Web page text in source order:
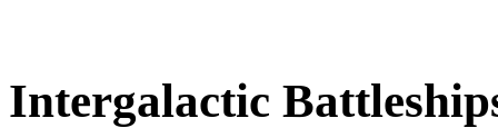
Intergalactic